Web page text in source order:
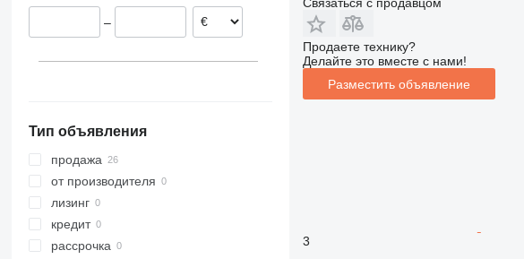
–
Тип объявления
продажа
от производителя
лизинг
кредит
рассрочка
Продаете технику?
Делайте это вместе с нами!
Разместить объявление
3